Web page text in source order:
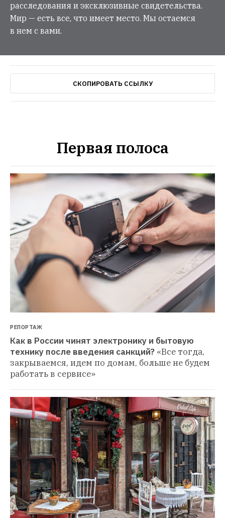
расследования и эксклюзивные свидетельства.
Мир — есть все, что имеет место. Мы остаемся
в нем с вами.
СКОПИРОВАТЬ ССЫЛКУ
Первая полоса
РЕПОРТАЖ
Как в России чинят электронику и бытовую
технику после введения санкций? «Все тогда,
закрываемся, идем по домам, больше не будем
работать в сервисе»